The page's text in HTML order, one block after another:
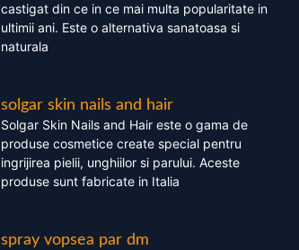
castigat din ce in ce mai multa popularitate in
ultimii ani. Este o alternativa sanatoasa si
naturala
solgar skin nails and hair
Solgar Skin Nails and Hair este o gama de
produse cosmetice create special pentru
ingrijirea pielii, unghiilor si parului. Aceste
produse sunt fabricate in Italia
spray vopsea par dm